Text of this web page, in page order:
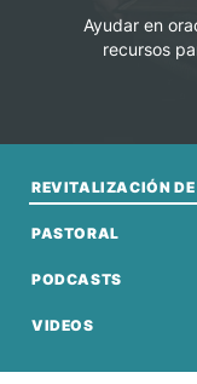
Ayudar en
recursos
REVITALIZACIÓN
PASTORAL
PODCASTS
VIDEOS